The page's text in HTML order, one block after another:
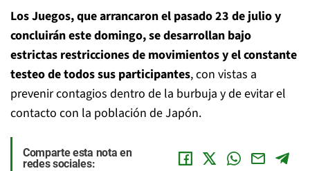
Los Juegos, que arrancaron el pasado 23 de julio y
concluirán este domingo, se desarrollan bajo
estrictas restricciones de movimientos y el constante
testeo de todos sus participantes, con vistas a
prevenir contagios dentro de la burbuja y de evitar el
contacto con la población de Japón.
Comparte esta nota en
redes sociales: